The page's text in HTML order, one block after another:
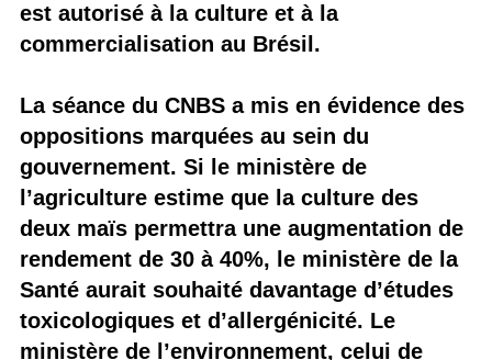
est autorisé à la culture et à la
commercialisation au Brésil.
La séance du CNBS a mis en évidence des
oppositions marquées au sein du
gouvernement. Si le ministère de
l’agriculture estime que la culture des
deux maïs permettra une augmentation de
rendement de 30 à 40%, le ministère de la
Santé aurait souhaité davantage d’études
toxicologiques et d’allergénicité. Le
ministère de l’environnement, celui de